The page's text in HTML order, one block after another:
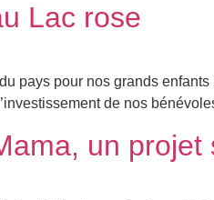
Lac rose
pays pour nos grands
de nos
un projet